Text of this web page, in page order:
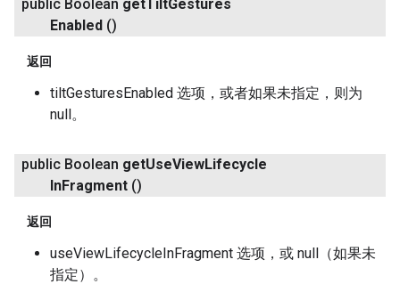
public Boolean get TiltGestures
Enabled ()
返回
tiltGesturesEnabled 选项，或者如果未指定，则为
null。
public Boolean getUseViewLifecycle
InFragment ()
返回
useViewLifecycleInFragment 选项，或 null（如果未
指定）。